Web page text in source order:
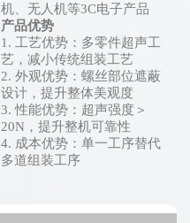
机、无人机等3C电子产品
产品优势
1. 工艺优势：多零件超声工
艺，减小传统组装工艺
2. 外观优势：螺丝部位遮蔽
设计，提升整体美观度
3. 性能优势：超声强度＞
20N，提升整机可靠性
4. 成本优势：单一工序替代
多道组装工序